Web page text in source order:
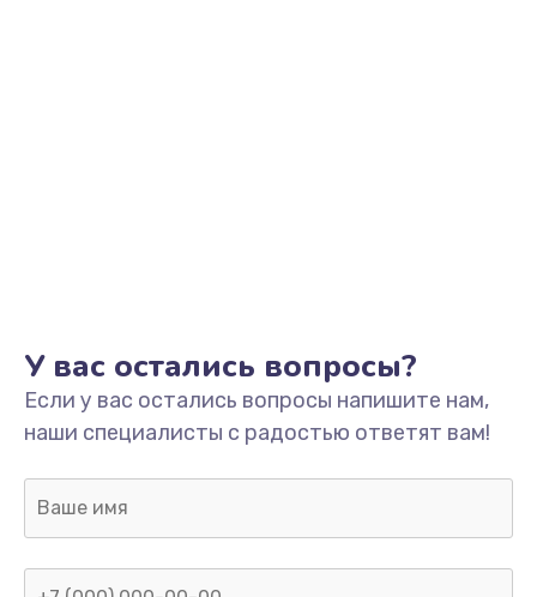
У вас остались вопросы?
Если у вас остались вопросы напишите нам,
наши специалисты с радостью ответят вам!